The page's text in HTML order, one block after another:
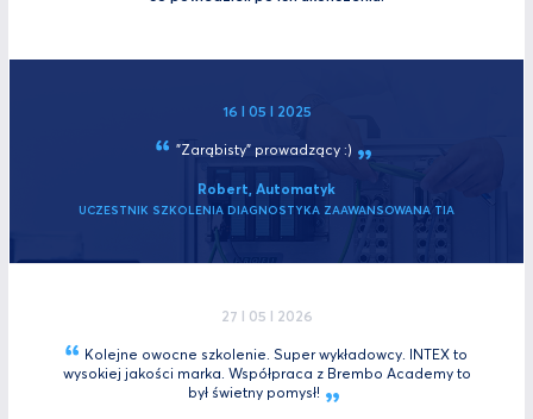
16 I 05 I 2025
"Zarąbisty" prowadzący :)
Robert, Automatyk
UCZESTNIK SZKOLENIA DIAGNOSTYKA ZAAWANSOWANA TIA
27 I 05 I 2026
Kolejne owocne szkolenie. Super wykładowcy. INTEX to
wysokiej jakości marka. Współpraca z Brembo Academy to
był świetny pomysł!